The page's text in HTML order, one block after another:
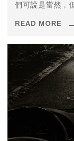
們可說是當然，
嗎？
READ MORE